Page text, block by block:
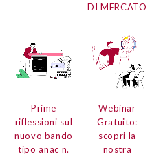
DI MERCATO
Prime
riflessioni sul
nuovo bando
tipo anac n.
Webinar
Gratuito:
scopri la
nostra